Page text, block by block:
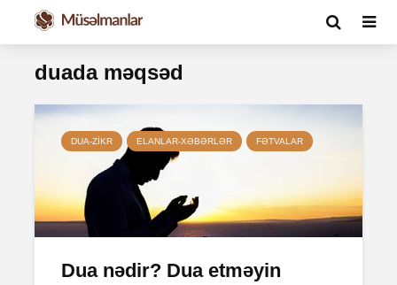
duada məqsəd
DUA-ZIKR ELANLAR-XƏBƏRLƏR FƏTVALAR
Dua nədir? Dua etməyin